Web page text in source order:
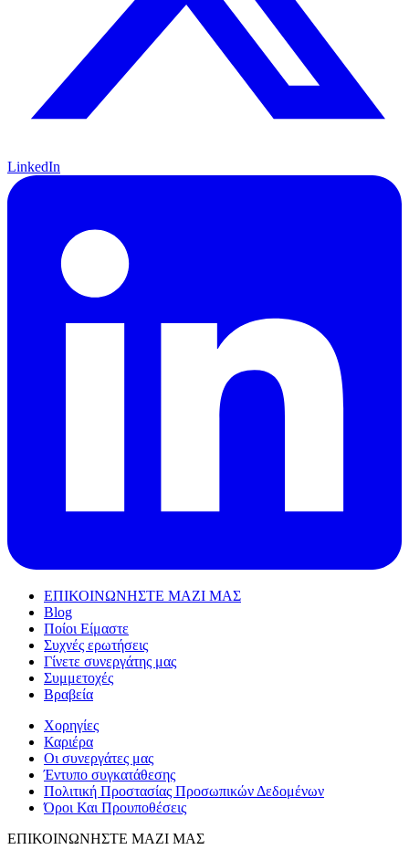
LinkedIn
ΕΠΙΚΟΙΝΩΝΗΣΤΕ ΜΑΖΙ ΜΑΣ
Blog
Ποίοι Είμαστε
Συχνές ερωτήσεις
Γίνετε συνεργάτης μας
Συμμετοχές
Βραβεία
Χορηγίες
Καριέρα
Οι συνεργάτες μας
Έντυπο συγκατάθεσης
Πολιτική Προστασίας Προσωπικών Δεδομένων
Όροι Και Προυποθέσεις
ΕΠΙΚΟΙΝΩΝΗΣΤΕ ΜΑΖΙ ΜΑΣ